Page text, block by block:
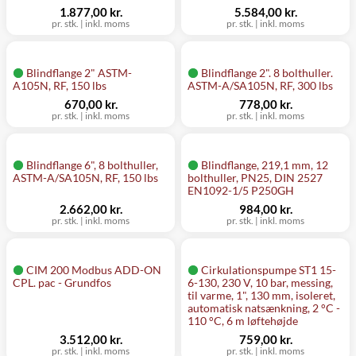
pr. stk. | inkl. moms
1.877,00 kr.
pr. stk. | inkl. moms
5.584,00 kr.
Blindflange 2" ASTM-
A105N, RF, 150 lbs
pr. stk. | inkl. moms
670,00 kr.
Blindflange 2". 8 bolthuller.
ASTM-A/SA105N, RF, 300 lbs
pr. stk. | inkl. moms
778,00 kr.
Blindflange 6", 8 bolthuller,
ASTM-A/SA105N, RF, 150 lbs
pr. stk. | inkl. moms
2.662,00 kr.
Blindflange, 219,1 mm, 12
bolthuller, PN25, DIN 2527
EN1092-1/5 P250GH
pr. stk. | inkl. moms
984,00 kr.
CIM 200 Modbus ADD-ON
CPL. pac - Grundfos
pr. stk. | inkl. moms
3.512,00 kr.
Cirkulationspumpe ST1 15-
6-130, 230 V, 10 bar, messing,
til varme, 1", 130 mm, isoleret,
automatisk natsænkning, 2 °C -
110 °C, 6 m løftehøjde
pr. stk. | inkl. moms
759,00 kr.